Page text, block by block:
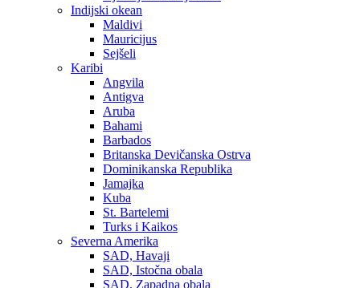
Indijski okean
Maldivi
Mauricijus
Sejšeli
Karibi
Angvila
Antigva
Aruba
Bahami
Barbados
Britanska Devičanska Ostrva
Dominikanska Republika
Jamajka
Kuba
St. Bartelemi
Turks i Kaikos
Severna Amerika
SAD, Havaji
SAD, Istočna obala
SAD, Zapadna obala